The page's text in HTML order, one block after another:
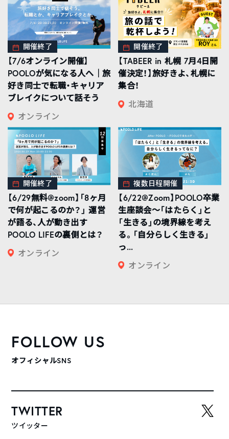
開催終了
【7/6オンライン開催】
POOLOが気になる人へ｜旅
好き同士で転職・キャリア
ブレイクについて話そう
オンライン
開催終了
【TABEER in 札幌 7月4日開
催決定！】旅好きよ、札幌に
集合！
北海道
開催終了
【6/29無料@zoom】「8ヶ月
で何が起こるのか？」 運営
が語る、人が動き出す
POOLO LIFEの裏側とは？
オンライン
複数日程開催
【6/22@Zoom】POOLO卒業
生座談会〜「はたらく」と
「生きる」の境界線を考え
る。「自分らしく生きる」
っ...
オンライン
FOLLOW US
オフィシャルSNS
TWITTER
ツイッター